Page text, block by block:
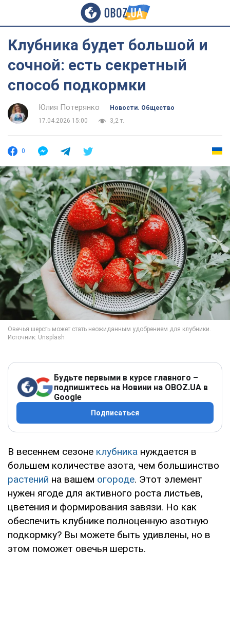
Клубника будет большой и
сочной: есть секретный
способ подкормки
Юлия Потерянко
Новости. Общество
17.04.2026 15:00
3,2 т.
0
Будьте первыми в курсе главного –
подпишитесь на Новини на OBOZ.UA в
Google
Подписаться
В весеннем сезоне клубника нуждается в
большем количестве азота, чем большинство
растений на вашем огороде. Этот элемент
нужен ягоде для активного роста листьев,
цветения и формирования завязи. Но как
обеспечить клубнике полноценную азотную
подкормку? Вы можете быть удивлены, но в
этом поможет овечья шерсть.